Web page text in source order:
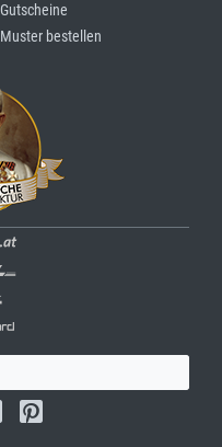
Gutscheine
Muster bestellen